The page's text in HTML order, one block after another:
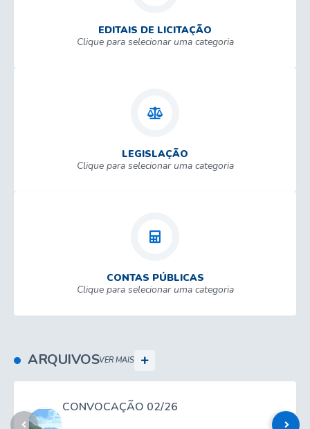
EDITAIS DE LICITAÇÃO
Clique para selecionar uma categoria
LEGISLAÇÃO
Clique para selecionar uma categoria
CONTAS PÚBLICAS
Clique para selecionar uma categoria
ARQUIVOSVER MAIS
CONVOCAÇÃO 02/26